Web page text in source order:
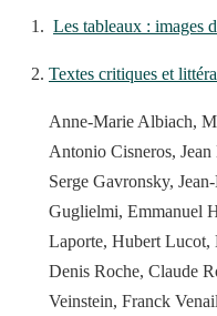
Les tableaux : images
Textes critiques et
Anne-Marie Albiach,
Antonio Cisneros,
Serge Gavronsky,
Guglielmi, Emmanuel
Laporte, Hubert Lucot,
Denis Roche, Claude
Veinstein, Franck